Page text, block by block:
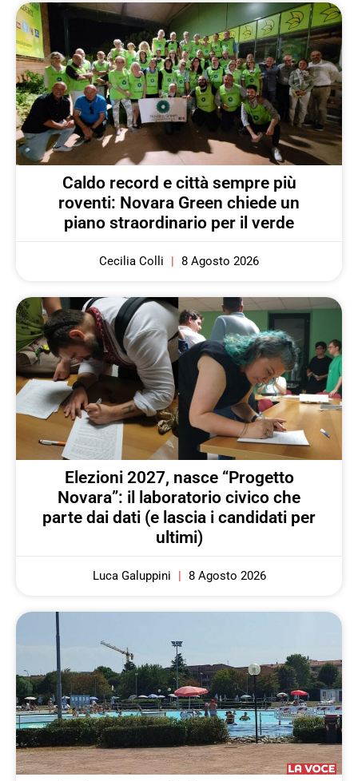
Caldo record e città sempre più
roventi: Novara Green chiede un
piano straordinario per il verde
Cecilia Colli 8 Agosto 2026
Elezioni 2027, nasce “Progetto
Novara”: il laboratorio civico che
parte dai dati (e lascia i candidati per
ultimi)
Luca Galuppini 8 Agosto 2026